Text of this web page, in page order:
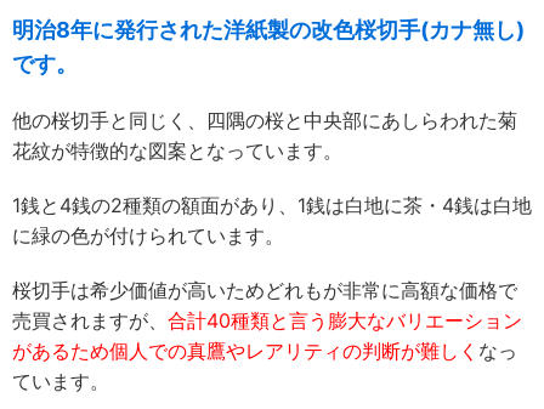
明治8年に発行された洋紙製の改色桜切手(カナ無し)
です。
他の桜切手と同じく、四隅の桜と中央部にあしらわれた菊
花紋が特徴的な図案となっています。
1銭と4銭の2種類の額面があり、1銭は白地に茶・4銭は白地
に緑の色が付けられています。
桜切手は希少価値が高いためどれもが非常に高額な価格で
売買されますが、 合計40種類と言う膨大なバリエーション
があるため個人での真鷹やレアリティの判断が難しく なっ
ています。